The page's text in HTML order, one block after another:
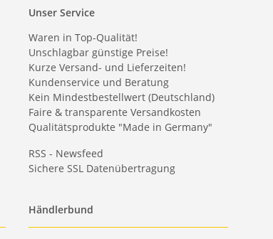
Unser Service
Waren in Top-Qualität!
Unschlagbar günstige Preise!
Kurze Versand- und Lieferzeiten!
Kundenservice und Beratung
Kein Mindestbestellwert (Deutschland)
Faire & transparente Versandkosten
Qualitätsprodukte "Made in Germany"
RSS - Newsfeed
Sichere SSL Datenübertragung
Händlerbund